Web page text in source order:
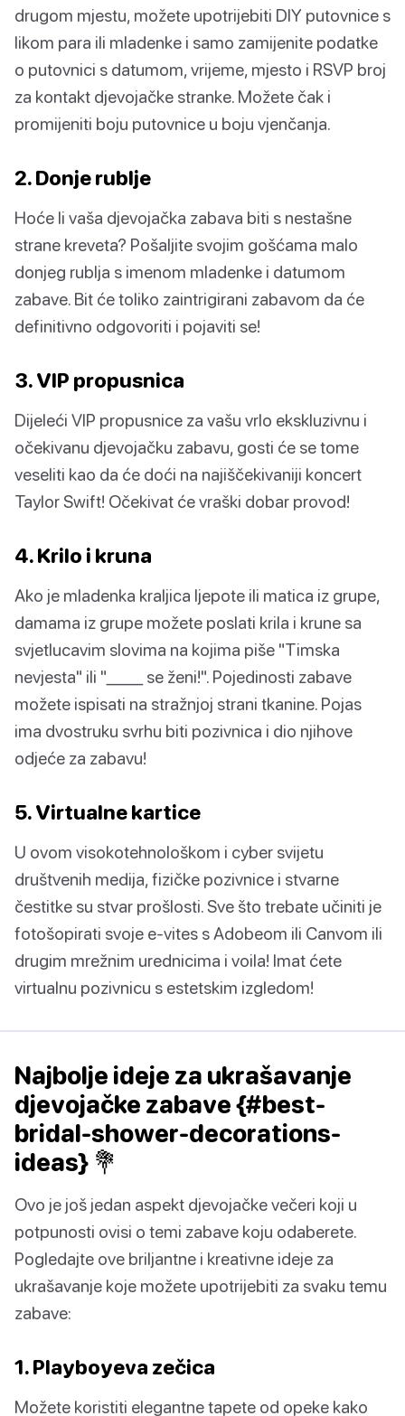
drugom mjestu, možete upotrijebiti DIY putovnice s
likom para ili mladenke i samo zamijenite podatke
o putovnici s datumom, vrijeme, mjesto i RSVP broj
za kontakt djevojačke stranke. Možete čak i
promijeniti boju putovnice u boju vjenčanja.
2. Donje rublje
Hoće li vaša djevojačka zabava biti s nestašne
strane kreveta? Pošaljite svojim gošćama malo
donjeg rublja s imenom mladenke i datumom
zabave. Bit će toliko zaintrigirani zabavom da će
definitivno odgovoriti i pojaviti se!
3. VIP propusnica
Dijeleći VIP propusnice za vašu vrlo ekskluzivnu i
očekivanu djevojačku zabavu, gosti će se tome
veseliti kao da će doći na najiščekivaniji koncert
Taylor Swift! Očekivat će vraški dobar provod!
4. Krilo i kruna
Ako je mladenka kraljica ljepote ili matica iz grupe,
damama iz grupe možete poslati krila i krune sa
svjetlucavim slovima na kojima piše "Timska
nevjesta" ili "_____ se ženi!". Pojedinosti zabave
možete ispisati na stražnjoj strani tkanine. Pojas
ima dvostruku svrhu biti pozivnica i dio njihove
odjeće za zabavu!
5. Virtualne kartice
U ovom visokotehnološkom i cyber svijetu
društvenih medija, fizičke pozivnice i stvarne
čestitke su stvar prošlosti. Sve što trebate učiniti je
fotošopirati svoje e-vites s Adobeom ili Canvom ili
drugim mrežnim urednicima i voila! Imat ćete
virtualnu pozivnicu s estetskim izgledom!
Najbolje ideje za ukrašavanje
djevojačke zabave {#best-
bridal-shower-decorations-
ideas} 💐
Ovo je još jedan aspekt djevojačke večeri koji u
potpunosti ovisi o temi zabave koju odaberete.
Pogledajte ove briljantne i kreativne ideje za
ukrašavanje koje možete upotrijebiti za svaku temu
zabave:
1. Playboyeva zečica
Možete koristiti elegantne tapete od opeke kako